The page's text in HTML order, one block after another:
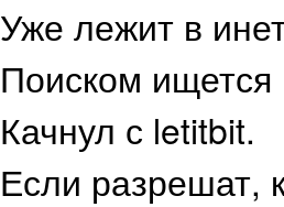
Уже лежит в
Поиском
Качнул с letitbit.
Если разрешат,